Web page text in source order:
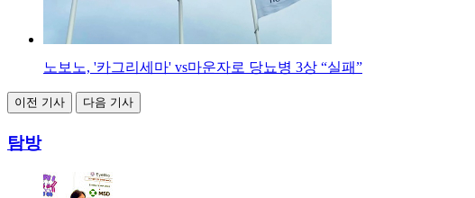
노보노, '카그리세마' vs마운자로 당뇨병 3상 “실패”
이전 기사 다음 기사
탐방